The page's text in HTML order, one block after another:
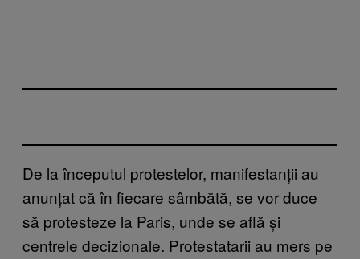
De la începutul protestelor, manifestanții au
anunțat că în fiecare sâmbătă, se vor duce
să protesteze la Paris, unde se află și
centrele decizionale. Protestatarii au mers pe